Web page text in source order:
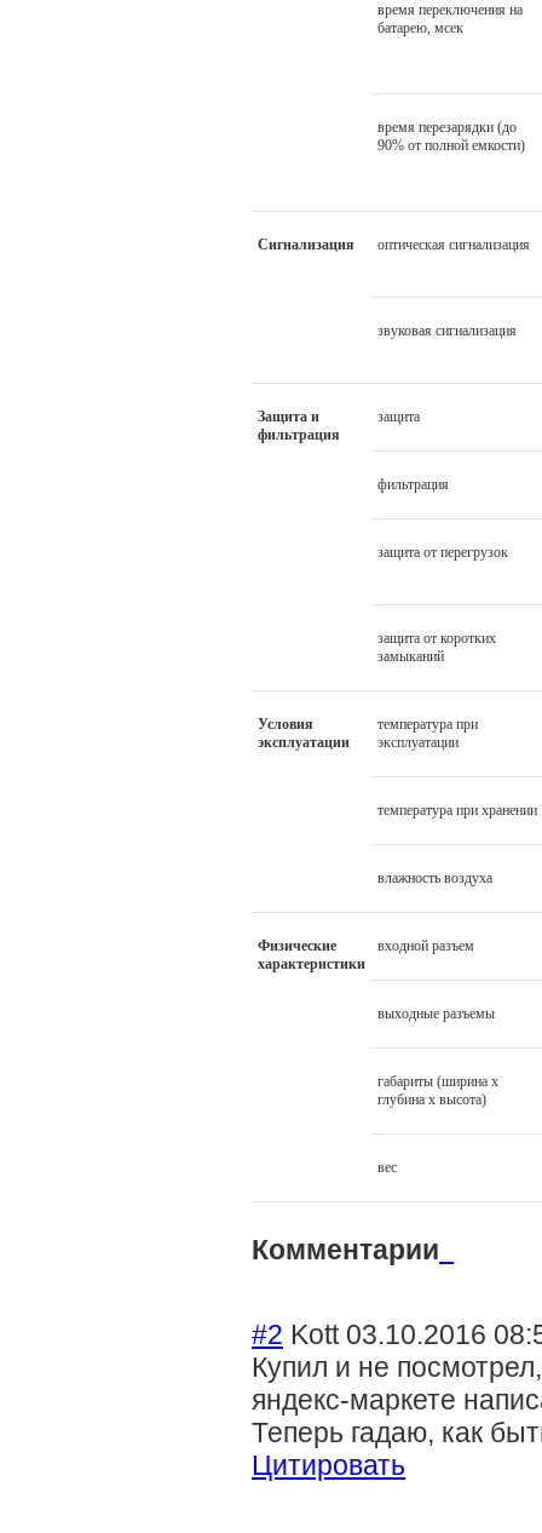
время переключения на
батарею, мсек
время перезарядки (до
90% от полной емкости)
Сигнализация оптическая сигнализация
звуковая сигнализация
Защита и
фильтрация
защита
фильтрация
защита от перегрузок
защита от коротких
замыканий
Условия
эксплуатации
температура при
эксплуатации
температура при хранении
влажность воздуха
Физические
характеристики
входной разъем
выходные разъемы
габариты (ширина х
глубина х высота)
вес
Комментарии
#2 Kott 03.10.2016
Купил и не
яндекс-маркете
Теперь гадаю, как
Цитировать